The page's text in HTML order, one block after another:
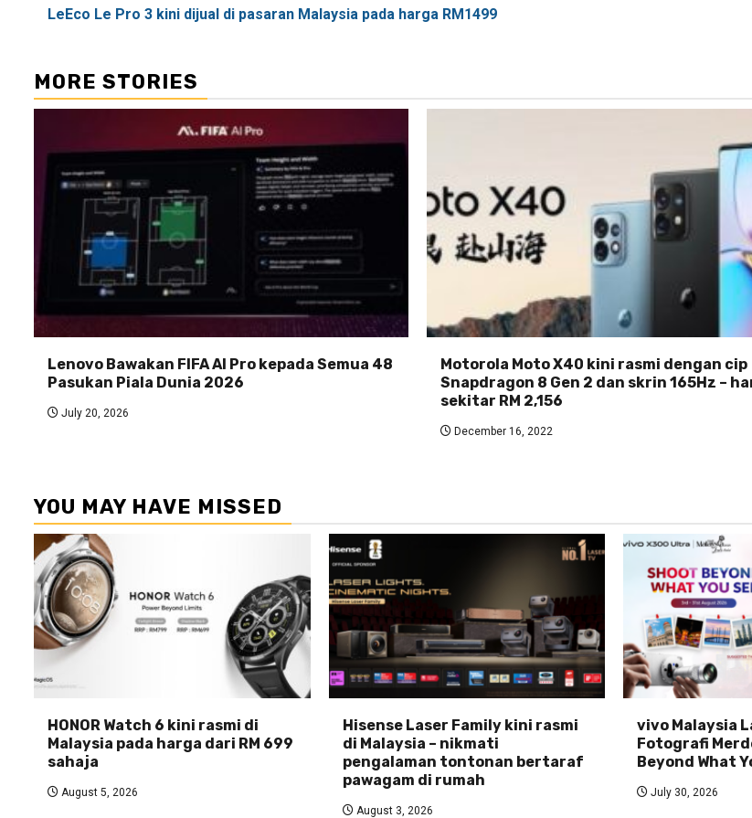
navigation
LeEco Le Pro 3 kini dijual di pasaran Malaysia pada harga RM1499
MORE STORIES
Lenovo Bawakan FIFA AI Pro kepada Semua 48
Pasukan Piala Dunia 2026
July 20, 2026
Motorola Moto X40 kini rasmi dengan cip
Snapdragon 8 Gen 2 dan skrin 165Hz –
sekitar RM 2,156
December 16, 2022
YOU MAY HAVE MISSED
HONOR Watch 6 kini rasmi di
Malaysia pada harga dari RM 699
sahaja
August 5, 2026
Hisense Laser Family kini rasmi
di Malaysia – nikmati
pengalaman tontonan bertaraf
pawagam di rumah
August 3, 2026
vivo Malaysia
Fotografi
Beyond What
July 30, 2026